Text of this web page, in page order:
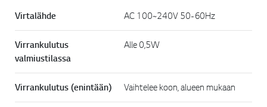
Virtalähde AC 100~240V 50-60Hz
Virrankulutus
valmiustilassa
Alle 0,5W
Virrankulutus (enintään) Vaihtelee koon, alueen mukaan